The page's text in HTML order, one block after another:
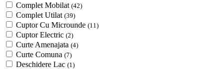
Complet Mobilat (42)
Complet Utilat (39)
Cuptor Cu Microunde (11)
Cuptor Electric (2)
Curte Amenajata (4)
Curte Comuna (7)
Deschidere Lac (1)